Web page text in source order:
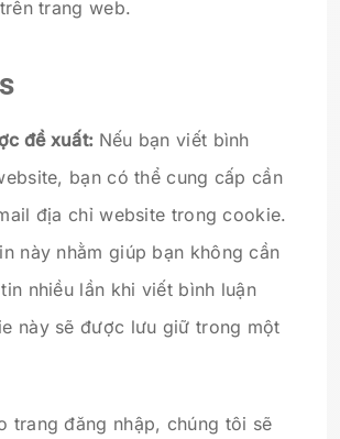
trang web.
đề xuất: Nếu bạn viết bình
bạn có thể cung cấp cần
địa chỉ website trong cookie.
này nhằm giúp bạn không cần
nhiều lần khi viết bình luận
này sẽ được lưu giữ trong một
trang đăng nhập, chúng tôi sẽ